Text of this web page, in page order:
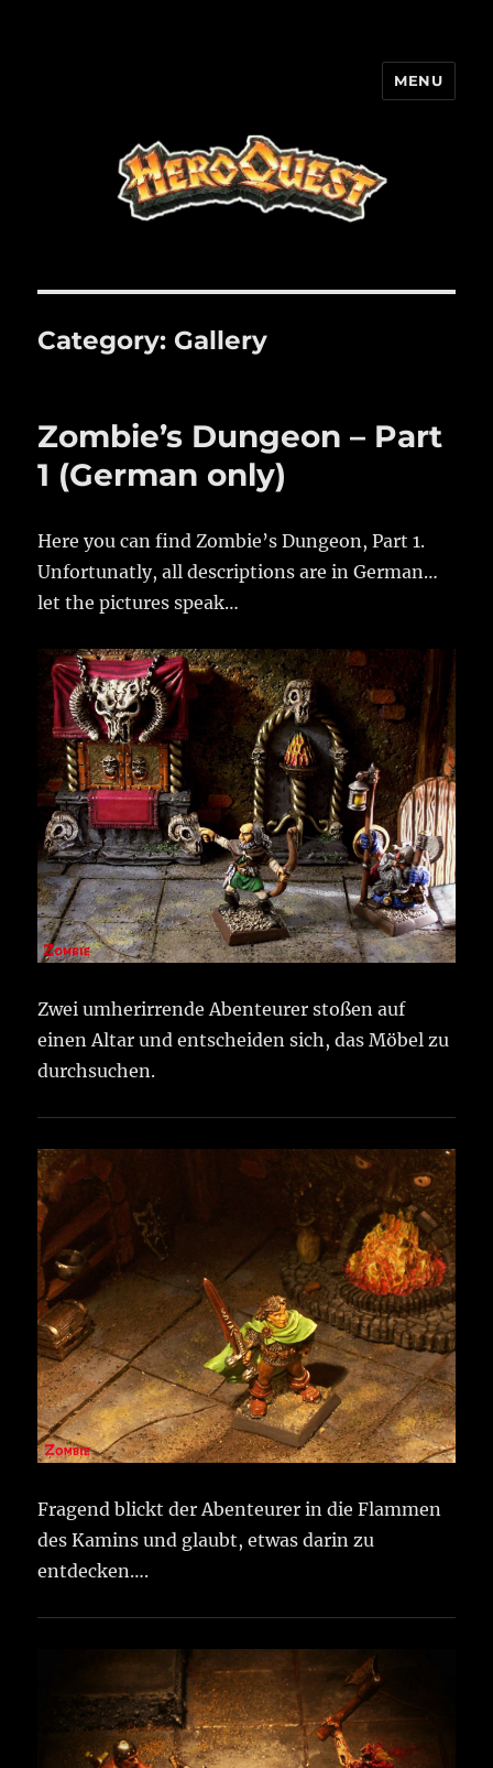
MENU
Category: Gallery
Zombie’s Dungeon – Part
1 (German only)
Here you can find Zombie’s Dungeon, Part 1.
Unfortunatly, all descriptions are in German…
let the pictures speak…
Zwei umherirrende Abenteurer stoßen auf
einen Altar und entscheiden sich, das Möbel zu
durchsuchen.
Fragend blickt der Abenteurer in die Flammen
des Kamins und glaubt, etwas darin zu
entdecken….